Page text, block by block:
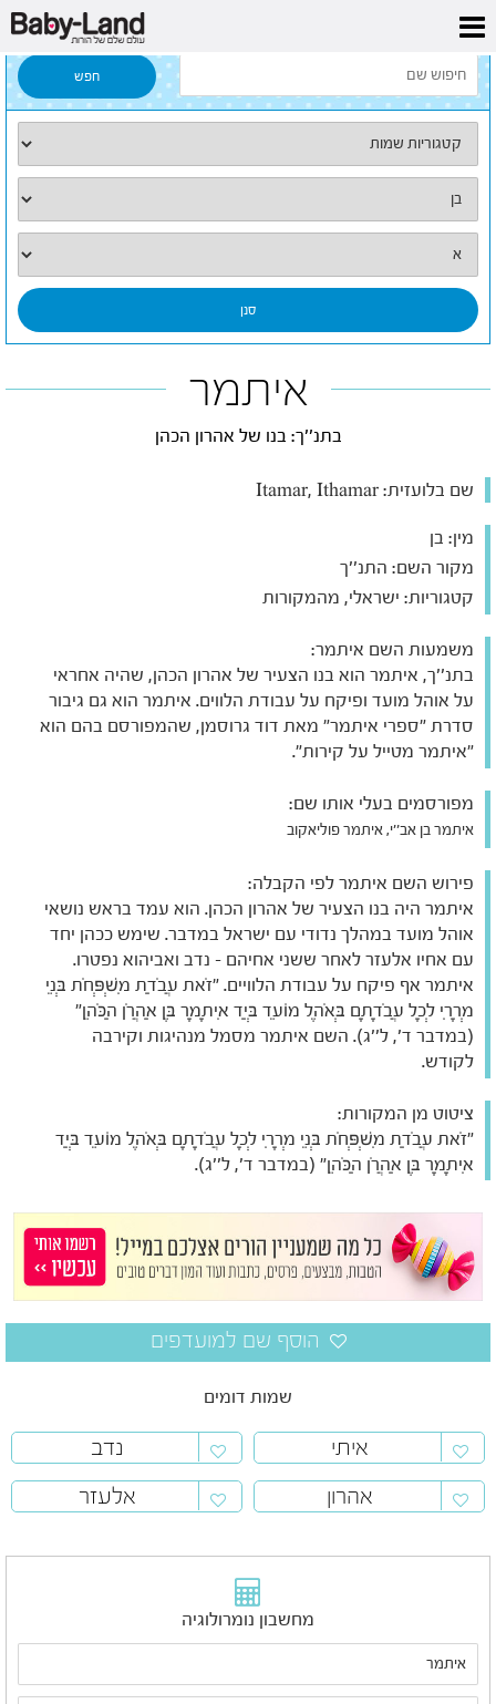
דף הבית
איתמר
בתנ''ך: בנו של אהרון הכהן
שם בלועזית:
מין: בן
מקור השם: התנ''ך
קטגוריות: ישראלי, מהמקורות
משמעות השם איתמר:
בתנ''ך, איתמר הוא בנו הצעיר של אהרון הכהן, שהיה אחראי
על אוהל מועד ופיקח על עבודת הלווים. איתמר הוא גם גיבור
סדרת "ספרי איתמר" מאת דוד גרוסמן, שהמפורסם בהם הוא
"איתמר מטייל על קירות".
מפורסמים בעלי אותו שם:
איתמר בן אב''י, איתמר פוליאקוב
פירוש השם איתמר לפי הקבלה:
איתמר היה בנו הצעיר של אהרון הכהן. הוא עמד בראש נושאי
אוהל מועד במהלך נדודי עם ישראל במדבר. שימש ככהן יחד
עם אחיו אלעזר לאחר ששני אחיהם - נדב ואביהוא נפטרו.
איתמר אף פיקח על עבודת הלוויים. "זֹאת עֲבֹדַת מִשְׁפְּחֹת בְּנֵי
מְרָרִי לְכָל עֲבֹדָתָם בְּאֹהֶל מוֹעֵד בְּיַד אִיתָמָר בֶּן אַהֲרֹן הַכֹּהֵן"
(במדבר ד', ל''ג). השם איתמר מסמל מנהיגות וקירבה
לקודש.
ציטוט מן המקורות:
"זֹאת עֲבֹדַת מִשְׁפְּחֹת בְּנֵי מְרָרִי לְכָל עֲבֹדָתָם בְּאֹהֶל מוֹעֵד בְּיַד
אִיתָמָר בֶּן אַהֲרֹן הַכֹּהֵן" (במדבר ד', ל''ג).
שמות דומים
איתי
נדב
אהרון
אלעזר
מחשבון נומרולוגיה